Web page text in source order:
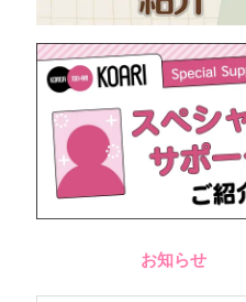
お知らせ